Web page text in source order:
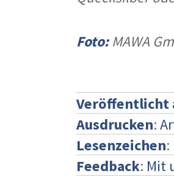
Foto: MAWA
Veröffentlicht
Ausdrucken:
Lesenzeichen:
Feedback: Mit